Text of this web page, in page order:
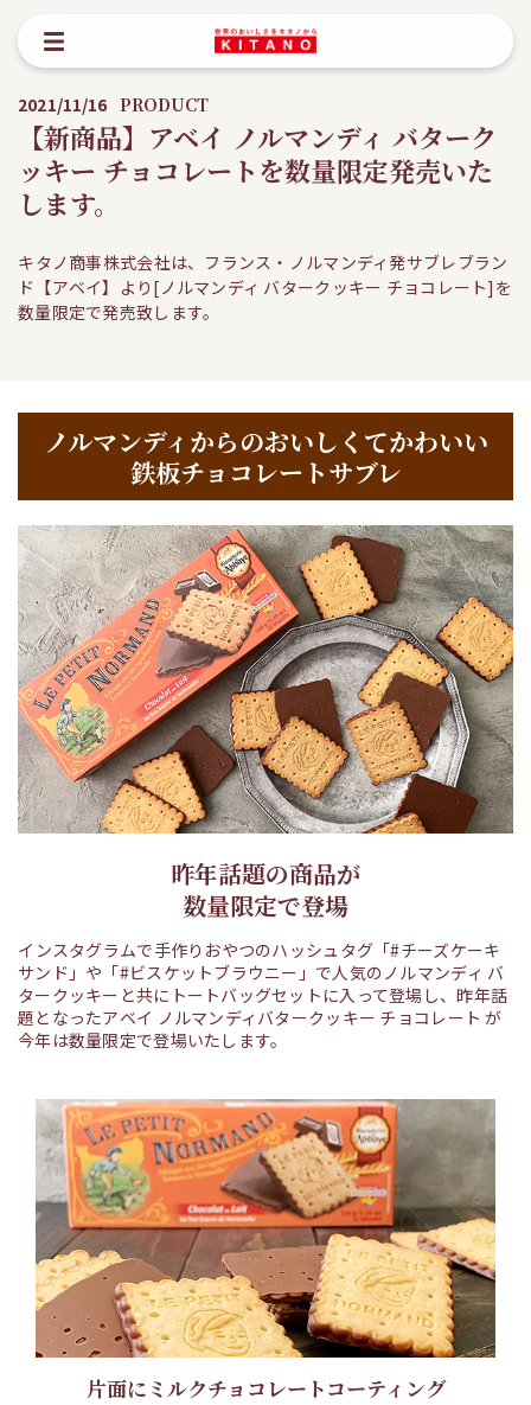
2021/11/16 PRODUCT
【新商品】アベイ ノルマンディ バターク
ッキー チョコレートを数量限定発売いた
します。
キタノ商事株式会社は、フランス・ノルマンディ発サブレブラン
ド【アベイ】より[ノルマンディ バタークッキー チョコレート]を
数量限定で発売致します。
ノルマンディからのおいしくてかわいい
鉄板チョコレートサブレ
昨年話題の商品が
数量限定で登場
インスタグラムで手作りおやつのハッシュタグ「#チーズケーキ
サンド」や「#ビスケットブラウニー」で人気のノルマンディ バ
タークッキーと共にトートバッグセットに入って登場し、昨年話
題となったアベイ ノルマンディバタークッキー チョコレート が
今年は数量限定で登場いたします。
片面にミルクチョコレートコーティング